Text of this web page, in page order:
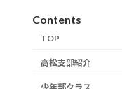
Contents
TOP
高松支部紹介